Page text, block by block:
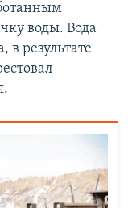
воды. Вода
в результате